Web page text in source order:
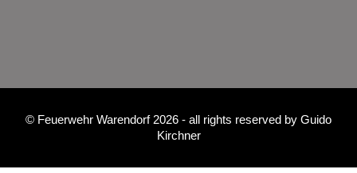
© Feuerwehr Warendorf 2026 - all rights reserved by Guido
Kirchner